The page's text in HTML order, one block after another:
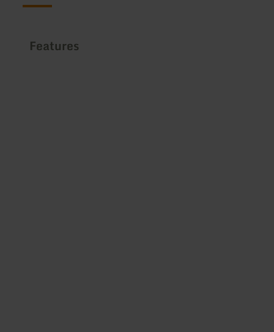
Features